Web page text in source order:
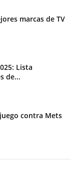
marcas de TV
Lista
de...
contra Mets